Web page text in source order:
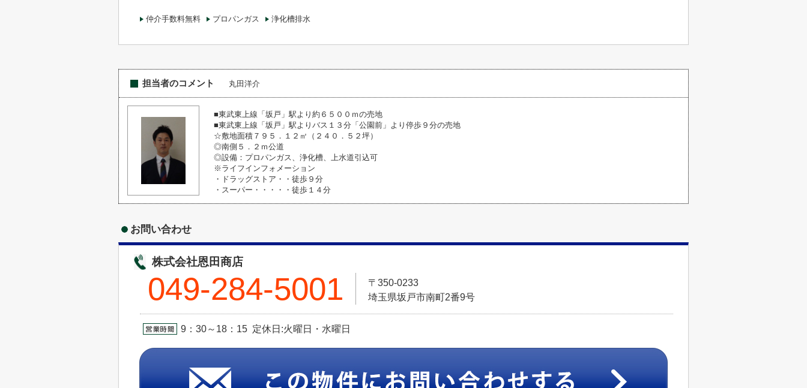
仲介手数料無料 プロパンガス 浄化槽排水
担当者のコメント 丸田洋介
■東武東上線「坂戸」駅より約６５００ｍの売地
■東武東上線「坂戸」駅よりバス１３分「公園前」より停歩９分の売地
☆敷地面積７９５．１２㎡（２４０．５２坪）
◎南側５．２ｍ公道
◎設備：プロパンガス、浄化槽、上水道引込可
※ライフインフォメーション
・ドラッグストア・・徒歩９分
・スーパー・・・・・徒歩１４分
お問い合わせ
株式会社恩田商店
049-284-5001
〒350-0233
埼玉県坂戸市南町2番9号
9：30～18：15 定休日:火曜日・水曜日